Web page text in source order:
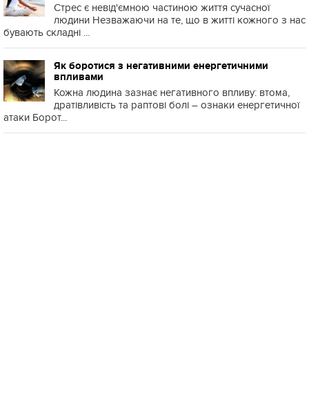
Стрес є невід'ємною частиною життя сучасної
людини Незважаючи на те, що в житті кожного з нас
бувають складні ...
Як боротися з негативними енергетичними
впливами
Кожна людина зазнає негативного впливу: втома,
дратівливість та раптові болі – ознаки енергетичної
атаки Борот...